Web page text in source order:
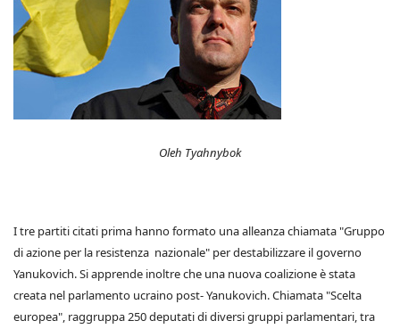
Oleh Tyahnybok
I tre partiti citati prima hanno formato una alleanza chiamata "Gruppo
di azione per la resistenza nazionale" per destabilizzare il governo
Yanukovich. Si apprende inoltre che una nuova coalizione è stata
creata nel parlamento ucraino post- Yanukovich. Chiamata "Scelta
europea", raggruppa 250 deputati di diversi gruppi parlamentari, tra